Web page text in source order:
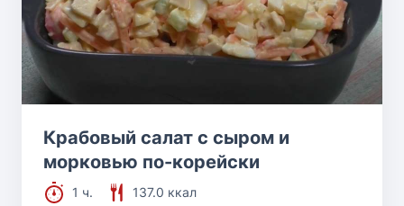
Крабовый салат с сыром и
морковью по-корейски
1 ч.
137.0 ккал